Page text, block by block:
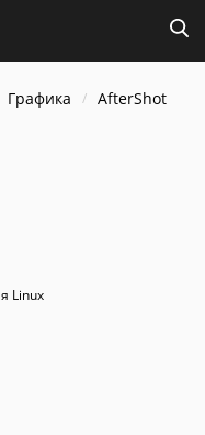
Графика
AfterShot
Linux